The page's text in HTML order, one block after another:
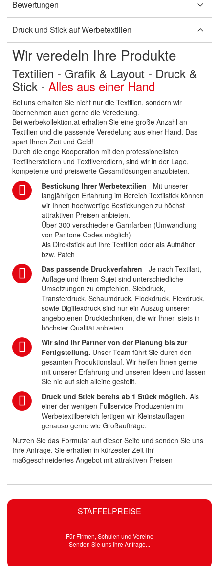
STAFFELPREISE
Für Firmen, Schulen und Vereine
Senden Sie uns Ihre Anfrage...
Bewertungen
Druck und Stick auf Werbetextilien
Wir veredeln Ihre Produkte
Textilien - Grafik & Layout - Druck &
Stick - Alles aus einer Hand
Bei uns erhalten Sie nicht nur die Textilien, sondern wir
übernehmen auch gerne die Veredelung.
Bei werbekollektion.at erhalten Sie eine große Anzahl an
Textilien und die passende Veredelung aus einer Hand. Das
spart Ihnen Zeit und Geld!
Durch die enge Kooperation mit den professionellsten
Textilherstellern und Textilveredlern, sind wir in der Lage,
kompetente und preiswerte Gesamtlösungen anzubieten.
Bestickung Ihrer Werbetextilien - Mit unserer
langjährigen Erfahrung im Bereich Textilstick können
wir Ihnen hochwertige Bestickungen zu höchst
attraktiven Preisen anbieten.
Über 300 verschiedene Garnfarben (Umwandlung
von Pantone Codes möglich)
Als Direktstick auf Ihre Textilien oder als Aufnäher
bzw. Patch
Das passende Druckverfahren - Je nach Textilart,
Auflage und Ihrem Sujet sind unterschiedliche
Umsetzungen zu empfehlen. Siebdruck,
Transferdruck, Schaumdruck, Flockdruck, Flexdruck,
sowie Digiflexdruck sind nur ein Auszug unserer
angebotenen Drucktechniken, die wir Ihnen stets in
höchster Qualität anbieten.
Wir sind Ihr Partner von der Planung bis zur
Fertigstellung. Unser Team führt Sie durch den
gesamten Produktionslauf. Wir helfen Ihnen gerne
mit unserer Erfahrung und unseren Ideen und lassen
Sie nie auf sich alleine gestellt.
Druck und Stick bereits ab 1 Stück möglich. Als
einer der wenigen Fullservice Produzenten im
Werbetextilbereich fertigen wir Kleinstauflagen
genauso gerne wie Großaufträge.
Nutzen Sie das Formular auf dieser Seite und senden Sie uns
Ihre Anfrage. Sie erhalten in kürzester Zeit Ihr
maßgeschneidertes Angebot mit attraktiven Preisen